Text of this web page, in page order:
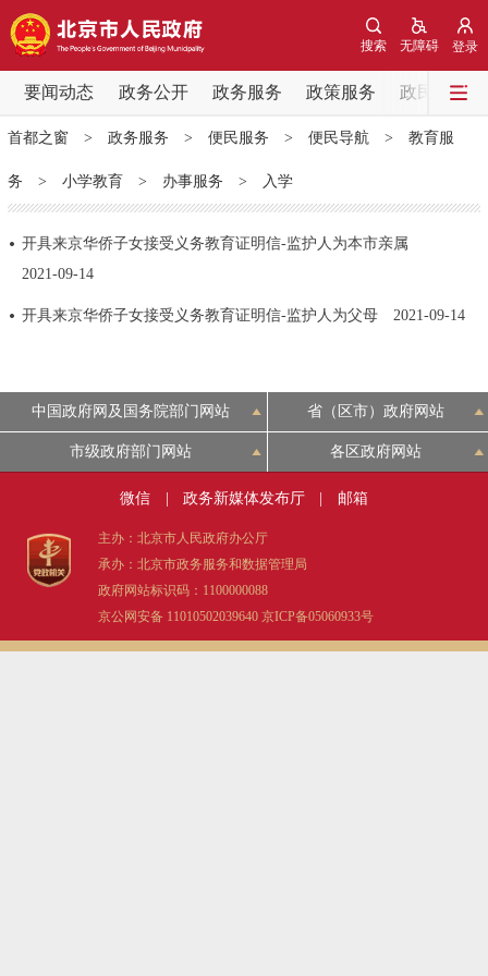
登录
无障碍
搜索
要闻动态 政务公开 政务服务 政策服务 政民互动
要闻动态
党中央精神 国务院信息 中央部委动态
北京要闻 会议信息 部门动态
各区热点
政务公开
政策兑现 政策解读 回应关切
政务服务
个人服务 法人服务 部门服务
首都之窗> 政务服务 > 便民服务 > 便民导航 > 教育服
务 > 小学教育 > 办事服务 > 入学
开具来京华侨子女接受义务教育证明信-监护人为本市亲属
2021-09-14
开具来京华侨子女接受义务教育证明信-监护人为父母 2021-09-14
中国政府网及国务院部门网站 省（区市）政府网站
市级政府部门网站 各区政府网站
微信 政务新媒体发布厅 邮箱
主办：北京市人民政府办公厅
承办：北京市政务服务和数据管理局
政府网站标识码：1100000088
京公网安备 11010502039640 京ICP备05060933号